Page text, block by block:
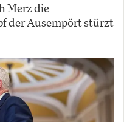
Merz die
der Ausempört stürzt